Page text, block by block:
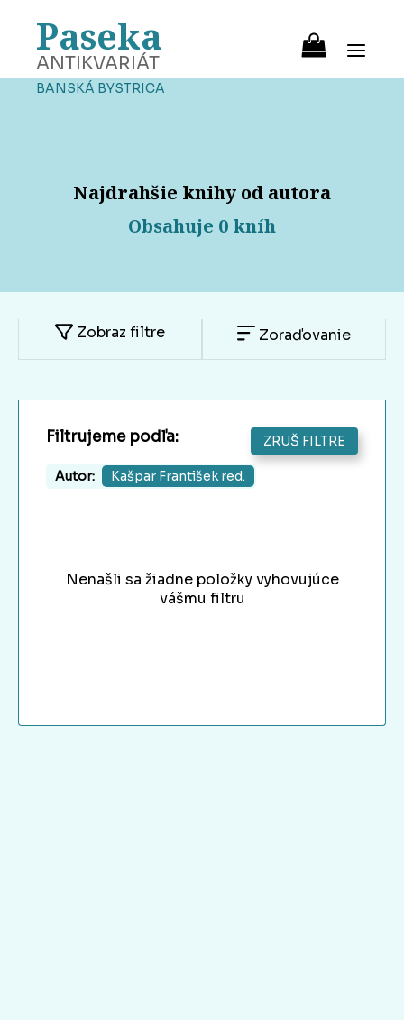
Paseka
ANTIKVARIÁT
BANSKÁ BYSTRICA
Najdrahšie knihy od autora
Obsahuje 0 kníh
Zobraz filtre Zoraďovanie
Filtrujeme podľa: ZRUŠ FILTRE
Autor: Kašpar František red.
Nenašli sa žiadne položky vyhovujúce
vášmu filtru